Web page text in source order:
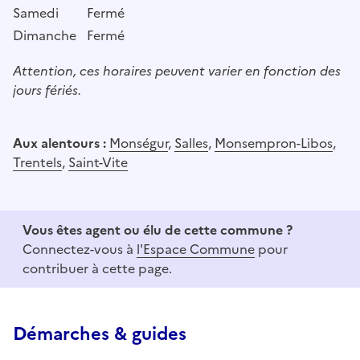
Samedi
Fermé
Dimanche Fermé
Attention, ces horaires peuvent varier en fonction des
jours fériés.
Aux alentours : Monségur, Salles, Monsempron-Libos,
Trentels, Saint-Vite
Vous êtes agent ou élu de cette commune ?
Connectez-vous à l'Espace Commune pour
contribuer à cette page.
Démarches & guides